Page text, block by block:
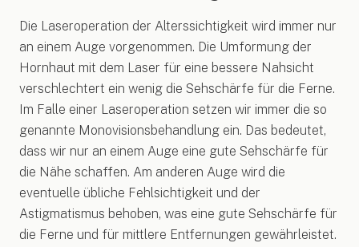
Die Laseroperation der Alterssichtigkeit wird immer nur
an einem Auge vorgenommen. Die Umformung der
Hornhaut mit dem Laser für eine bessere Nahsicht
verschlechtert ein wenig die Sehschärfe für die Ferne.
Im Falle einer Laseroperation setzen wir immer die so
genannte Monovisionsbehandlung ein. Das bedeutet,
dass wir nur an einem Auge eine gute Sehschärfe für
die Nähe schaffen. Am anderen Auge wird die
eventuelle übliche Fehlsichtigkeit und der
Astigmatismus behoben, was eine gute Sehschärfe für
die Ferne und für mittlere Entfernungen gewährleistet.